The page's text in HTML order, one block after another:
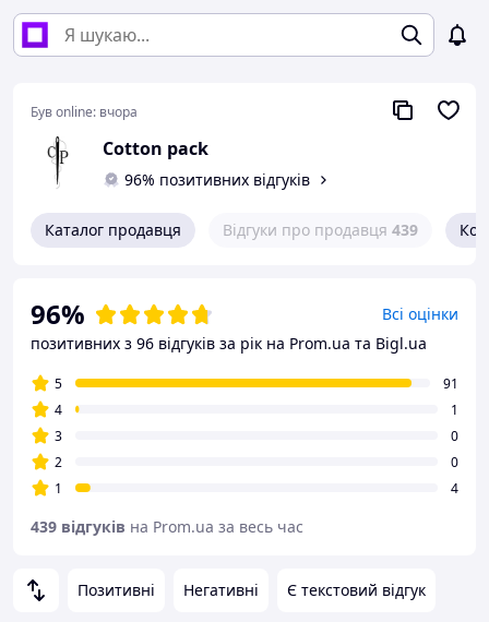
Був online: вчора
Cotton pack
96% позитивних відгуків
Каталог продавця Відгуки про продавця 439
Позитивні Негативні Є текстовий відгук
96%
Всі оцінки
позитивних з 96 відгуків за рік на Prom.ua та Bigl.ua
5
91
4
1
3
0
2
0
1
4
439 відгуків на Prom.ua за весь час